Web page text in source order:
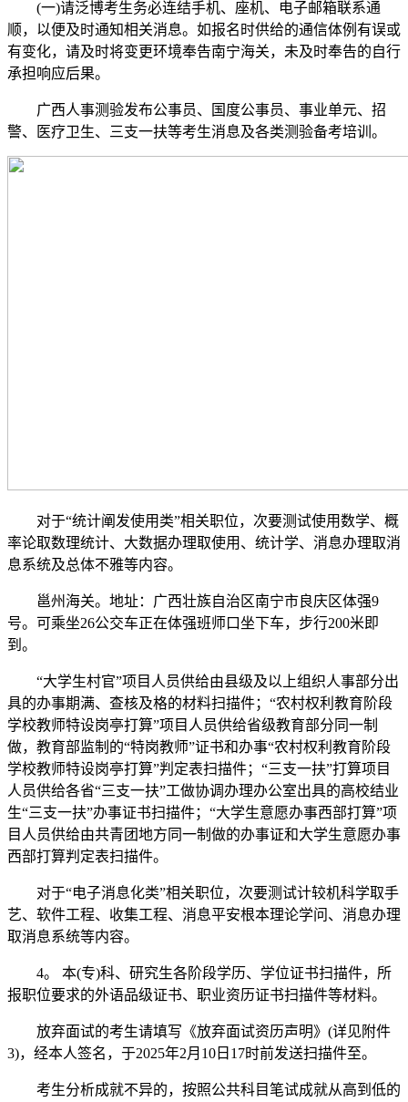
(一)请泛博考生务必连结手机、座机、电子邮箱联系通
顺，以便及时通知相关消息。如报名时供给的通信体例有误或
有变化，请及时将变更环境奉告南宁海关，未及时奉告的自行
承担响应后果。
广西人事测验发布公事员、国度公事员、事业单元、招
警、医疗卫生、三支一扶等考生消息及各类测验备考培训。
对于“统计阐发使用类”相关职位，次要测试使用数学、概
率论取数理统计、大数据办理取使用、统计学、消息办理取消
息系统及总体不雅等内容。
邕州海关。地址：广西壮族自治区南宁市良庆区体强9
号。可乘坐26公交车正在体强班师口坐下车，步行200米即
到。
“大学生村官”项目人员供给由县级及以上组织人事部分出
具的办事期满、查核及格的材料扫描件；“农村权利教育阶段
学校教师特设岗亭打算”项目人员供给省级教育部分同一制
做，教育部监制的“特岗教师”证书和办事“农村权利教育阶段
学校教师特设岗亭打算”判定表扫描件；“三支一扶”打算项目
人员供给各省“三支一扶”工做协调办理办公室出具的高校结业
生“三支一扶”办事证书扫描件；“大学生意愿办事西部打算”项
目人员供给由共青团地方同一制做的办事证和大学生意愿办事
西部打算判定表扫描件。
对于“电子消息化类”相关职位，次要测试计较机科学取手
艺、软件工程、收集工程、消息平安根本理论学问、消息办理
取消息系统等内容。
4。 本(专)科、研究生各阶段学历、学位证书扫描件，所
报职位要求的外语品级证书、职业资历证书扫描件等材料。
放弃面试的考生请填写《放弃面试资历声明》(详见附件
3)，经本人签名，于2025年2月10日17时前发送扫描件至。
考生分析成就不异的，按照公共科目笔试成就从高到低的